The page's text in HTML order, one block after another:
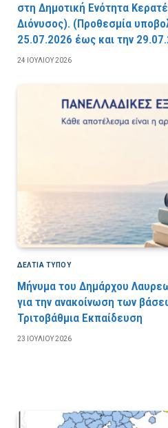
στη Δημοτική Ενότητα
Διόνυσος). (Προθεσμία
25.07.2026 έως και την
24 ΙΟΥΛΊΟΥ 2026
ΔΕΛΤΙΑ ΤΥΠΟΥ
Μήνυμα του Δημάρχου
για την ανακοίνωση των
Τριτοβάθμια Εκπαίδευση
23 ΙΟΥΛΊΟΥ 2026